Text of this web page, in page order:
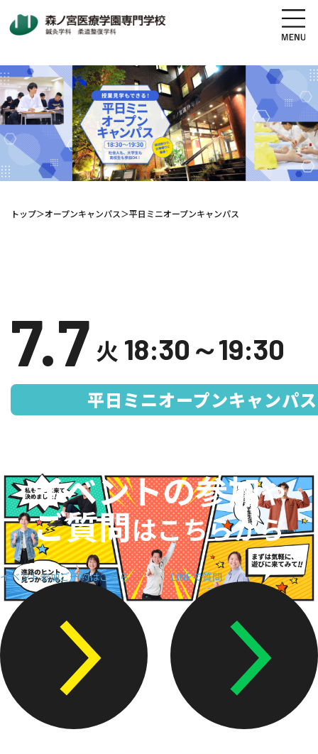
地図・交通アクセス 電話をかける
資料請求 オープンキャンパス
入学案内
オープンキャンパス
活躍できるフィールド
その他の情報
在校生ページ
卒業生の方へ
採用ご担当者様へ
サイトマップ サイトポリシー プライバシーポリシー
トップ＞オープンキャンパス＞平日ミニオープンキャンパス
7.7 火 18:30～19:30
平日ミニオープンキャンパス
イベントの参加や
ご質問はこちらから
イベント参加ご予約はこちら LINEで質問